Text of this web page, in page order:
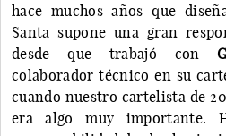
hace muchos años que
Santa supone una gran
desde que trabajó con
colaborador técnico en su
cuando nuestro cartelista de
era algo muy importante.